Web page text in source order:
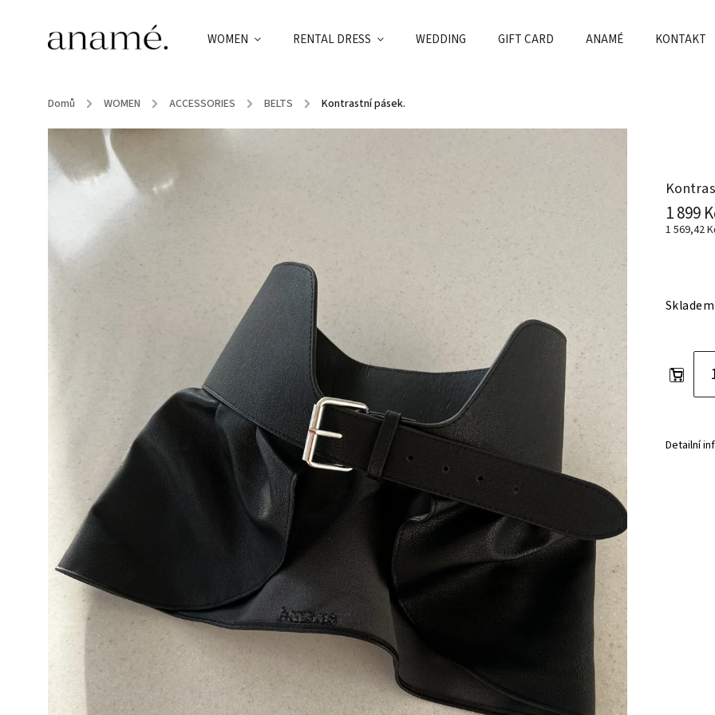
WOMEN RENTAL DRESS WEDDING GIFT CARD ANAMÉ KONTAKT
Domů / WOMEN / ACCESSORIES / BELTS / Kontrastní pásek.
1 899
1 569,42
Skladem
Detailní